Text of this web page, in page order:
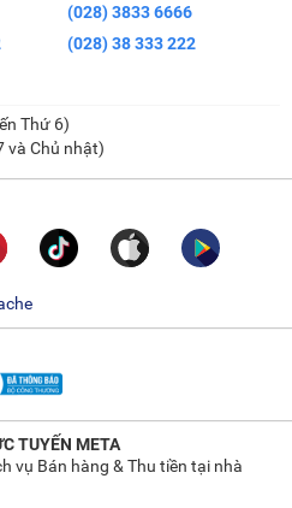
(028) 3833 6666
(028) 38 333 222
Thứ 6)
và Chủ nhật)
TUYẾN META
vụ Bán hàng & Thu tiền tại nhà